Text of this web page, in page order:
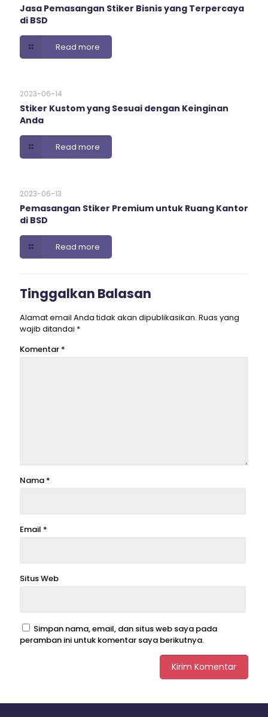
Jasa Pemasangan Stiker Bisnis yang Terpercaya
di BSD
Read more
2023-06-14
Stiker Kustom yang Sesuai dengan Keinginan
Anda
Read more
2023-06-13
Pemasangan Stiker Premium untuk Ruang Kantor
di BSD
Read more
Tinggalkan Balasan
Alamat email Anda tidak akan dipublikasikan. Ruas yang
wajib ditandai *
Komentar *
Nama *
Email *
Situs Web
Simpan nama, email, dan situs web saya pada
peramban ini untuk komentar saya berikutnya.